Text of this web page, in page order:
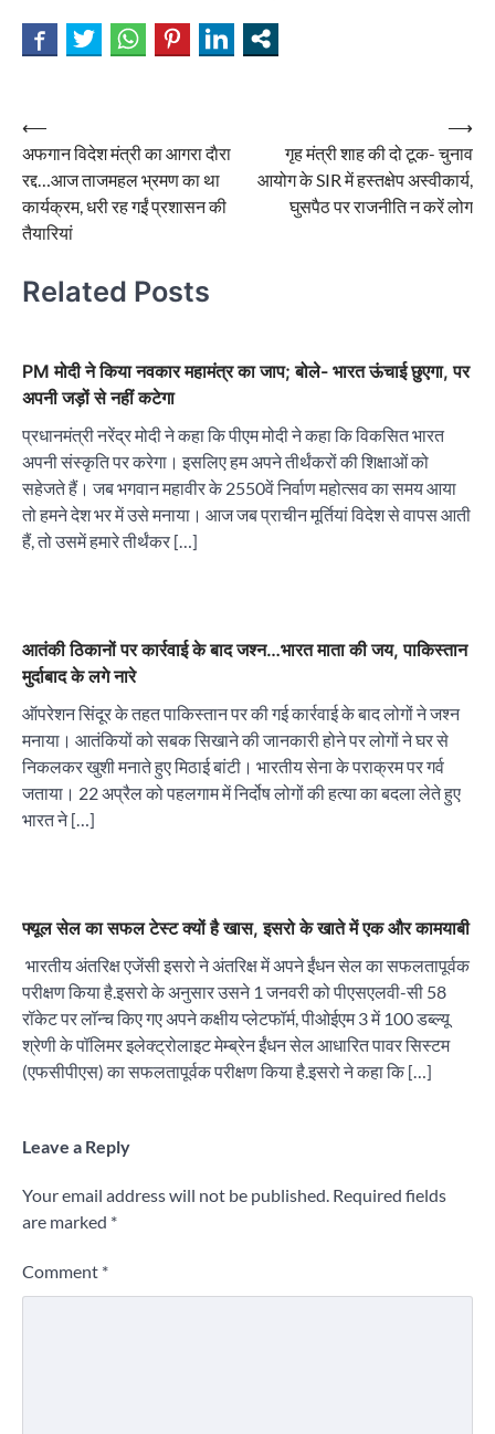
Post
navigation
⟵
अफगान विदेश मंत्री का आगरा दाैरा
रद्द…आज ताजमहल भ्रमण का था
कार्यक्रम, धरी रह गईं प्रशासन की
तैयारियां
गृह मंत्री शाह की दो टूक- चुनाव
आयोग के SIR में हस्तक्षेप अस्वीकार्य,
घुसपैठ पर राजनीति न करें लोग
⟶
Related Posts
PM मोदी ने किया नवकार महामंत्र का जाप; बोले- भारत ऊंचाई छुएगा, पर
अपनी जड़ों से नहीं कटेगा
प्रधानमंत्री नरेंद्र मोदी ने कहा कि पीएम मोदी ने कहा कि विकसित भारत
अपनी संस्कृति पर करेगा। इसलिए हम अपने तीर्थंकरों की शिक्षाओं को
सहेजते हैं। जब भगवान महावीर के 2550वें निर्वाण महोत्सव का समय आया
तो हमने देश भर में उसे मनाया। आज जब प्राचीन मूर्तियां विदेश से वापस आती
हैं, तो उसमें हमारे तीर्थंकर […]
आतंकी ठिकानों पर कार्रवाई के बाद जश्न…भारत माता की जय, पाकिस्तान
मुर्दाबाद के लगे नारे
ऑपरेशन सिंदूर के तहत पाकिस्तान पर की गई कार्रवाई के बाद लोगों ने जश्न
मनाया। आतंकियों को सबक सिखाने की जानकारी होने पर लोगों ने घर से
निकलकर खुशी मनाते हुए मिठाई बांटी। भारतीय सेना के पराक्रम पर गर्व
जताया। 22 अप्रैल को पहलगाम में निर्दोष लोगों की हत्या का बदला लेते हुए
भारत ने […]
फ्यूल सेल का सफल टेस्ट क्यों है खास, इसरो के खाते में एक और कामयाबी
भारतीय अंतरिक्ष एजेंसी इसरो ने अंतरिक्ष में अपने ईंधन सेल का सफलतापूर्वक
परीक्षण किया है.इसरो के अनुसार उसने 1 जनवरी को पीएसएलवी-सी 58
रॉकेट पर लॉन्च किए गए अपने कक्षीय प्लेटफॉर्म, पीओईएम 3 में 100 डब्‍ल्‍यू
श्रेणी के पॉलिमर इलेक्ट्रोलाइट मेम्ब्रेन ईंधन सेल आधारित पावर सिस्टम
(एफसीपीएस) का सफलतापूर्वक परीक्षण किया है.इसरो ने कहा कि […]
Leave a Reply
Your email address will not be published. Required fields
are marked *
Comment *